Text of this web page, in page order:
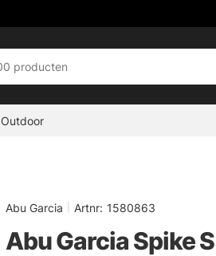
Outdoor
Abu Garcia Artnr: 1580863
Abu Garcia Spike